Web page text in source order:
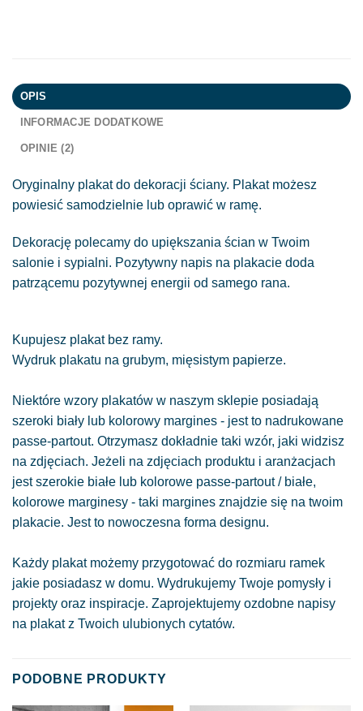
OPIS
INFORMACJE DODATKOWE
OPINIE (2)
Oryginalny plakat do dekoracji ściany. Plakat możesz
powiesić samodzielnie lub oprawić w ramę.
Dekorację polecamy do upiększania ścian w Twoim
salonie i sypialni. Pozytywny napis na plakacie doda
patrzącemu pozytywnej energii od samego rana.
Kupujesz plakat bez ramy.
Wydruk plakatu na grubym, mięsistym papierze.
Niektóre wzory plakatów w naszym sklepie posiadają
szeroki biały lub kolorowy margines - jest to nadrukowane
passe-partout. Otrzymasz dokładnie taki wzór, jaki widzisz
na zdjęciach. Jeżeli na zdjęciach produktu i aranżacjach
jest szerokie białe lub kolorowe passe-partout / białe,
kolorowe marginesy - taki margines znajdzie się na twoim
plakacie. Jest to nowoczesna forma designu.
Każdy plakat możemy przygotować do rozmiaru ramek
jakie posiadasz w domu. Wydrukujemy Twoje pomysły i
projekty oraz inspiracje. Zaprojektujemy ozdobne napisy
na plakat z Twoich ulubionych cytatów.
PODOBNE PRODUKTY